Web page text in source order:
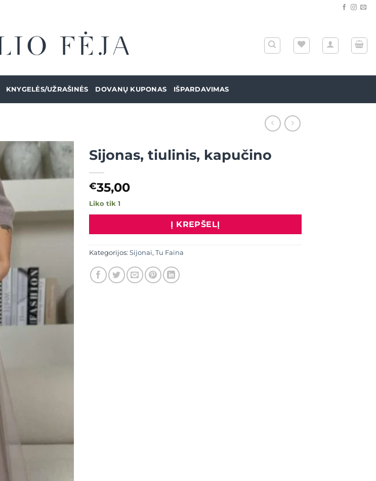
KNYGELĖS/UŽRAŠINĖS DOVANŲ KUPONAS IŠPARDAVIMAS
Mėgstamiausias
Sijonas, tiulinis, kapučino
€35,00
Liko tik 1
Į KREPŠELĮ
Kategorijos: Sijonai, Tu Faina